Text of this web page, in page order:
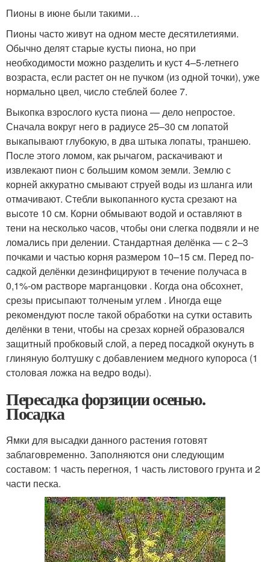
Пионы в июне были такими…
Пионы часто живут на одном месте десятилетиями.
Обычно делят старые кусты пиона, но при
необходимости можно разделить и куст 4–5-летнего
возраста, если растет он не пучком (из одной точки), уже
нормально цвел, число стеблей более 7.
Выкопка взрослого куста пиона — дело непростое.
Сначала вокруг него в радиусе 25–30 см лопатой
выкапывают глубокую, в два штыка лопаты, траншею.
После этого ломом, как рычагом, раскачивают и
извлекают пион с большим комом земли. Землю с
корней аккуратно смывают струей воды из шланга или
отмачивают. Стебли выкопанного куста срезают на
высоте 10 см. Корни обмывают водой и оставляют в
тени на несколько часов, чтобы они слегка подвяли и не
ломались при делении. Стандартная делёнка — с 2–3
почками и частью корня размером 10–15 см. Перед по­
сад­кой делёнки дезинфицируют в течение получаса в
0,1%-ом растворе марганцовки . Когда она обсохнет,
срезы присыпают толченым углем . Иногда еще
рекомендуют после такой обработки на сутки оставить
делёнки в тени, чтобы на срезах корней образовался
защитный пробковый слой, а перед посадкой окунуть в
глиняную болтушку с добавлением медного купороса (1
столовая ложка на ведро воды).
Пересадка форзиции осенью.
Посадка
Ямки для высадки данного растения готовят
заблаговременно. Заполняются они следующим
составом: 1 часть перегноя, 1 часть листового грунта и 2
части песка.